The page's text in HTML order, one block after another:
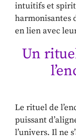
intuitifs et
harmonisantes
en lien avec
Un
Le rituel de
puissant
l’univers. Il ne